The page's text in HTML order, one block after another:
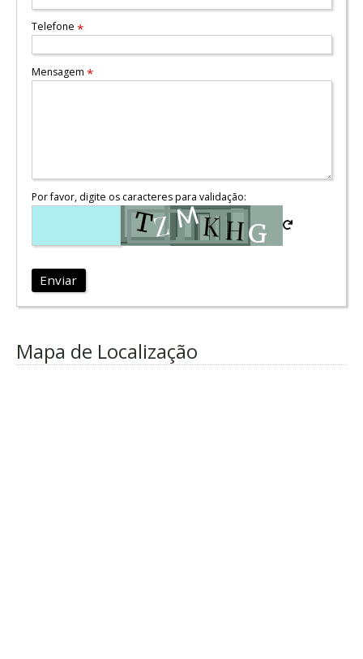
Telefone *
Mensagem *
Por favor, digite os caracteres para validação:
Enviar
Mapa de Localização